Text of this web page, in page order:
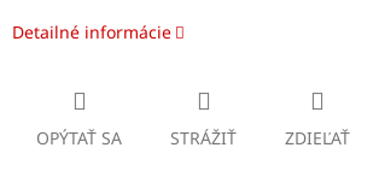
Detailné informácie
OPÝTAŤ SA STRÁŽIŤ ZDIEĽAŤ